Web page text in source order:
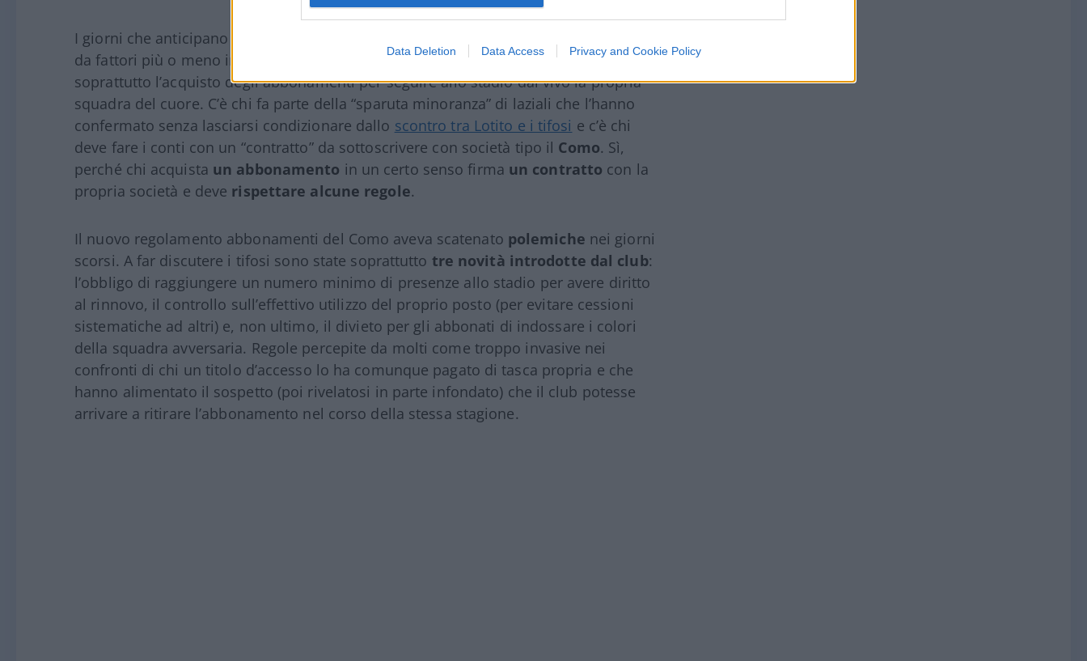
Data Deletion Data Access Privacy and Cookie Policy
I giorni che anticipano l’inizio del campionato di
da fattori più o meno importanti: c’è lo studio del listone del Fantacalcio ma
soprattutto l’acquisto degli abbonamenti per seguire allo stadio dal vivo la propria
squadra del cuore. C’è chi fa parte della “sparuta minoranza” di laziali che l’hanno
confermato senza lasciarsi condizionare dallo scontro tra Lotito e i tifosi e c’è chi
deve fare i conti con un “contratto” da sottoscrivere con società tipo il Como. Sì,
perché chi acquista un abbonamento in un certo senso firma un contratto con la
propria società e deve rispettare alcune regole.
Il nuovo regolamento abbonamenti del Como aveva scatenato polemiche nei giorni
scorsi. A far discutere i tifosi sono state soprattutto tre novità introdotte dal club:
l’obbligo di raggiungere un numero minimo di presenze allo stadio per avere diritto
al rinnovo, il controllo sull’effettivo utilizzo del proprio posto (per evitare cessioni
sistematiche ad altri) e, non ultimo, il divieto per gli abbonati di indossare i colori
della squadra avversaria. Regole percepite da molti come troppo invasive nei
confronti di chi un titolo d’accesso lo ha comunque pagato di tasca propria e che
hanno alimentato il sospetto (poi rivelatosi in parte infondato) che il club potesse
arrivare a ritirare l’abbonamento nel corso della stessa stagione.